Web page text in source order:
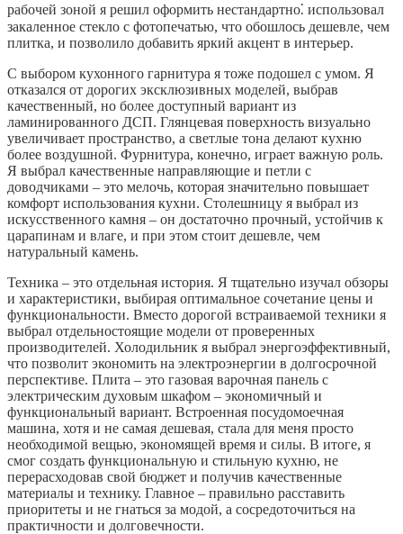
рабочей зоной я решил оформить нестандартно⁚ использовал
закаленное стекло с фотопечатью, что обошлось дешевле, чем
плитка, и позволило добавить яркий акцент в интерьер.
С выбором кухонного гарнитура я тоже подошел с умом. Я
отказался от дорогих эксклюзивных моделей, выбрав
качественный, но более доступный вариант из
ламинированного ДСП. Глянцевая поверхность визуально
увеличивает пространство, а светлые тона делают кухню
более воздушной. Фурнитура, конечно, играет важную роль.
Я выбрал качественные направляющие и петли с
доводчиками – это мелочь, которая значительно повышает
комфорт использования кухни. Столешницу я выбрал из
искусственного камня – он достаточно прочный, устойчив к
царапинам и влаге, и при этом стоит дешевле, чем
натуральный камень.
Техника – это отдельная история. Я тщательно изучал обзоры
и характеристики, выбирая оптимальное сочетание цены и
функциональности. Вместо дорогой встраиваемой техники я
выбрал отдельностоящие модели от проверенных
производителей. Холодильник я выбрал энергоэффективный,
что позволит экономить на электроэнергии в долгосрочной
перспективе. Плита – это газовая варочная панель с
электрическим духовым шкафом – экономичный и
функциональный вариант. Встроенная посудомоечная
машина, хотя и не самая дешевая, стала для меня просто
необходимой вещью, экономящей время и силы. В итоге, я
смог создать функциональную и стильную кухню, не
перерасходовав свой бюджет и получив качественные
материалы и технику. Главное – правильно расставить
приоритеты и не гнаться за модой, а сосредоточиться на
практичности и долговечности.